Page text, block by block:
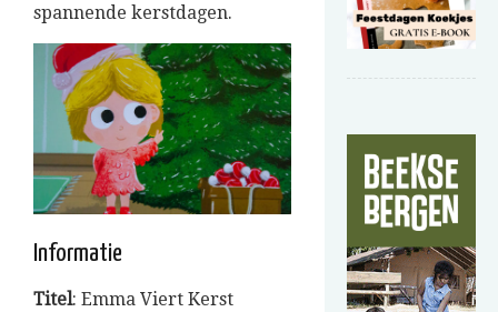
spannende kerstdagen.
Informatie
Titel: Emma Viert Kerst